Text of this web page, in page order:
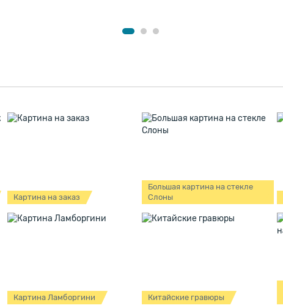
Картина на заказ
Большая картина на стекле
Слоны
Картина Ламборгини Китайские гравюры